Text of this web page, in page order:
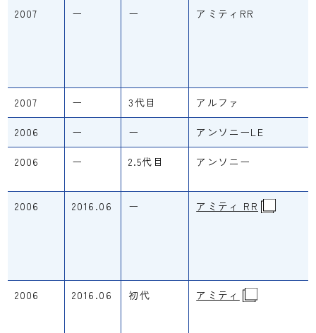
2007 ー ー アミティRR
2007 ー 3代目 アルファ
2006 ー ー アンソニーLE
2006 ー 2.5代目 アンソニー
2006 2016.06 ー アミティ RR
2006 2016.06 初代 アミティ